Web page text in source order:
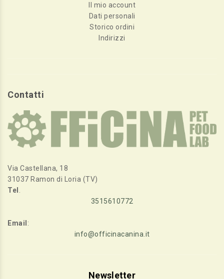
Il mio account
Dati personali
Storico ordini
Indirizzi
Contatti
Via Castellana, 18
31037 Ramon di Loria (TV)
Tel
3515610772
Email :
info@officinacanina.it
Newsletter